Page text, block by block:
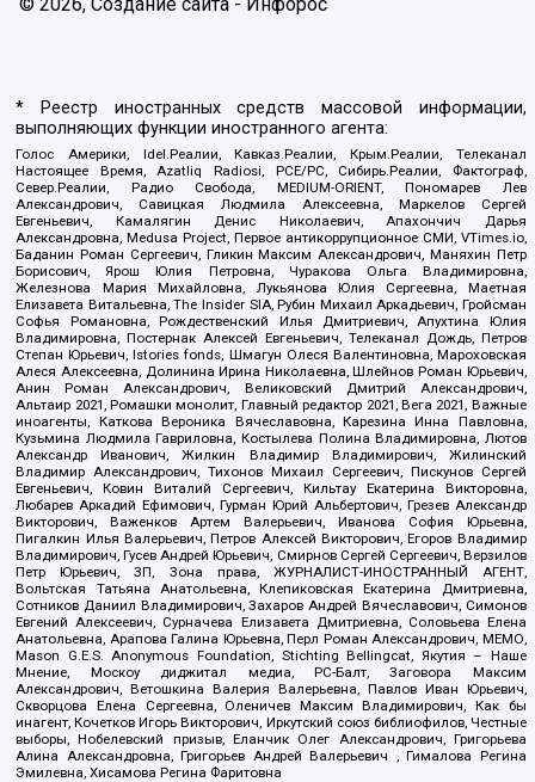
* Реестр иностранных средств массовой информации,
выполняющих функции иностранного агента:
Голос Америки, Idel.Реалии, Кавказ.Реалии, Крым.Реалии, Телеканал
Настоящее Время, Azatliq Radiosi, PCE/PC, Сибирь.Реалии, Фактограф,
Север.Реалии, Радио Свобода, MEDIUM-ORIENT, Пономарев Лев
Александрович, Савицкая Людмила Алексеевна, Маркелов Сергей
Евгеньевич, Камалягин Денис Николаевич, Апахончич Дарья
Александровна, Medusa Project, Первое антикоррупционное СМИ, VTimes.io,
Баданин Роман Сергеевич, Гликин Максим Александрович, Маняхин Петр
Борисович, Ярош Юлия Петровна, Чуракова Ольга Владимировна,
Железнова Мария Михайловна, Лукьянова Юлия Сергеевна, Маетная
Елизавета Витальевна, The Insider SIA, Рубин Михаил Аркадьевич, Гройсман
Софья Романовна, Рождественский Илья Дмитриевич, Апухтина Юлия
Владимировна, Постернак Алексей Евгеньевич, Телеканал Дождь, Петров
Степан Юрьевич, Istories fonds, Шмагун Олеся Валентиновна, Мароховская
Алеся Алексеевна, Долинина Ирина Николаевна, Шлейнов Роман Юрьевич,
Анин Роман Александрович, Великовский Дмитрий Александрович,
Альтаир 2021, Ромашки монолит, Главный редактор 2021, Вега 2021, Важные
иноагенты, Каткова Вероника Вячеславовна, Карезина Инна Павловна,
Кузьмина Людмила Гавриловна, Костылева Полина Владимировна, Лютов
Александр Иванович, Жилкин Владимир Владимирович, Жилинский
Владимир Александрович, Тихонов Михаил Сергеевич, Пискунов Сергей
Евгеньевич, Ковин Виталий Сергеевич, Кильтау Екатерина Викторовна,
Любарев Аркадий Ефимович, Гурман Юрий Альбертович, Грезев Александр
Викторович, Важенков Артем Валерьевич, Иванова София Юрьевна,
Пигалкин Илья Валерьевич, Петров Алексей Викторович, Егоров Владимир
Владимирович, Гусев Андрей Юрьевич, Смирнов Сергей Сергеевич, Верзилов
Петр Юрьевич, ЗП, Зона права, ЖУРНАЛИСТ-ИНОСТРАННЫЙ АГЕНТ,
Вольтская Татьяна Анатольевна, Клепиковская Екатерина Дмитриевна,
Сотников Даниил Владимирович, Захаров Андрей Вячеславович, Симонов
Евгений Алексеевич, Сурначева Елизавета Дмитриевна, Соловьева Елена
Анатольевна, Арапова Галина Юрьевна, Перл Роман Александрович, МЕМО,
Mason G.E.S. Anonymous Foundation, Stichting Bellingcat, Якутия – Наше
Мнение, Москоу диджитал медиа, РС-Балт, Заговора Максим
Александрович, Ветошкина Валерия Валерьевна, Павлов Иван Юрьевич,
Скворцова Елена Сергеевна, Оленичев Максим Владимирович, Как бы
инагент, Кочетков Игорь Викторович, Иркутский союз библиофилов, Честные
выборы, Нобелевский призыв, Еланчик Олег Александрович, Григорьева
Алина Александровна, Григорьев Андрей Валерьевич , Гималова Регина
Эмилевна, Хисамова Регина Фаритовна